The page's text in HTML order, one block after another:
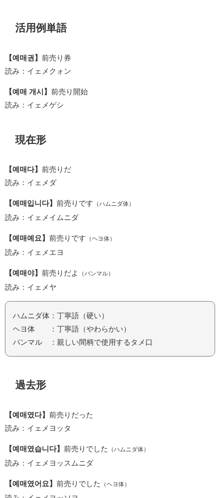
活用例単語
【예매권】 前売り券
読み：イェメクォン
【예매 개시】 前売り開始
読み：イェメゲシ
現在形
【예매다】 前売りだ
読み：イェメダ
【예매입니다】 前売りです （ハムニダ体）
読み：イェメイムニダ
【예매예요】 前売りです （ヘヨ体）
読み：イェメエヨ
【예매야】 前売りだよ （パンマル）
読み：イェメヤ
ハムニダ体：丁寧語（硬い）
ヘヨ体 ：丁寧語（やわらかい）
パンマル ：親しい間柄で使用するタメ口
過去形
【예매였다】 前売りだった
読み：イェメヨッタ
【예매였습니다】 前売りでした （ハムニダ体）
読み：イェメヨッスムニダ
【예매였어요】 前売りでした （ヘヨ体）